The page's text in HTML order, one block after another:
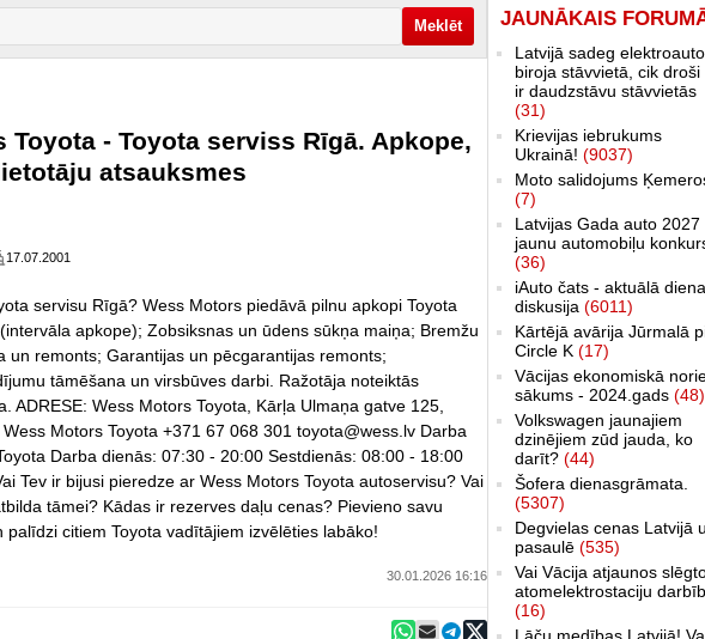
Toyota - Toyota serviss Rīgā. Apkope,
atsauksmes
17.07.2001
servisu Rīgā? Wess Motors piedāvā pilnu apkopi Toyota
apkope); Zobsiksnas un ūdens sūkņa maiņa; Bremžu
un remonts; Garantijas un pēcgarantijas remonts;
tāmēšana un virsbūves darbi. Ražotāja noteiktās
ADRESE: Wess Motors Toyota, Kārļa Ulmaņa gatve 125,
Motors Toyota +371 67 068 301 toyota@wess.lv Darba
Darba dienās: 07:30 - 20:00 Sestdienās: 08:00 - 18:00
Tev ir bijusi pieredze ar Wess Motors Toyota autoservisu? Vai
tāmei? Kādas ir rezerves daļu cenas? Pievieno savu
palīdzi citiem Toyota vadītājiem izvēlēties labāko!
30.01.2026 16:16
JAUNĀKAIS
Latvijā sadeg elektroauto
biroja stāvvietā, cik droši
ir daudzstāvu stāvvietās
(31)
Krievijas iebrukums
Ukrainā! (9037)
Moto salidojums
(7)
Latvijas Gada auto 2027
jaunu automobiļu
(36)
iAuto čats - aktuālā
diskusija (6011)
Kārtējā avārija Jūrmalā
Circle K (17)
Vācijas ekonomiskā
sākums - 2024.gads (48)
Volkswagen jaunajiem
dzinējiem zūd jauda, ko
darīt? (44)
Šofera dienasgrāmata.
(5307)
Degvielas cenas Latvijā
pasaulē (535)
Vai Vācija atjaunos
atomelektrostaciju
(16)
Lāču medības Latvijā!